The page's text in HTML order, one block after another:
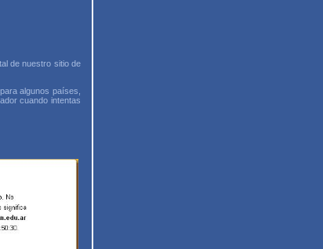
de nuestro sitio de
algunos países,
cuando intentas